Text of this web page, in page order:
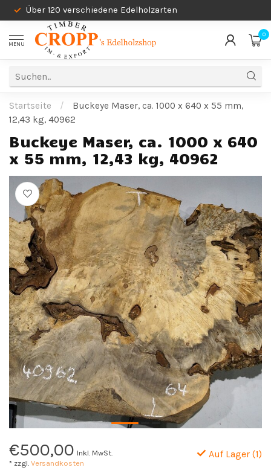
Über 120 verschiedene Edelholzarten
MENU
0
Startseite /
Buckeye Maser, ca. 1000 x 640 x 55 mm,
12,43 kg, 40962
Buckeye Maser, ca. 1000 x 640
x 55 mm, 12,43 kg, 40962
€500,00 Inkl. MwSt.
* zzgl. Versandkosten
Auf Lager (1)